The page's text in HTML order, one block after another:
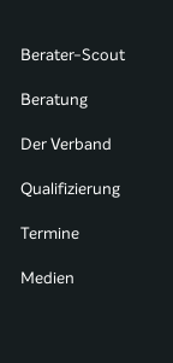
Berater-Scout
Beratung
Der Verband
Qualifizierung
Termine
Medien